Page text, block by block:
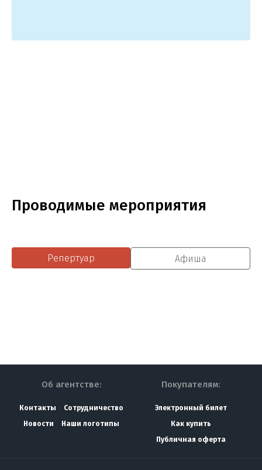
Проводимые мероприятия
Репертуар Афиша
Об агентстве:
Контакты
Сотрудничество
Новости
Наши логотипы
Покупателям:
Электронный билет
Как купить
Публичная оферта